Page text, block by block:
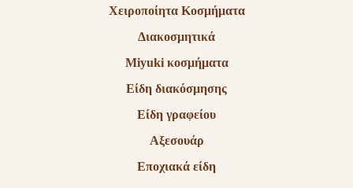
Χειροποίητα Κοσμήματα
Διακοσμητικά
Miyuki κοσμήματα
Είδη διακόσμησης
Είδη γραφείου
Αξεσουάρ
Εποχιακά είδη